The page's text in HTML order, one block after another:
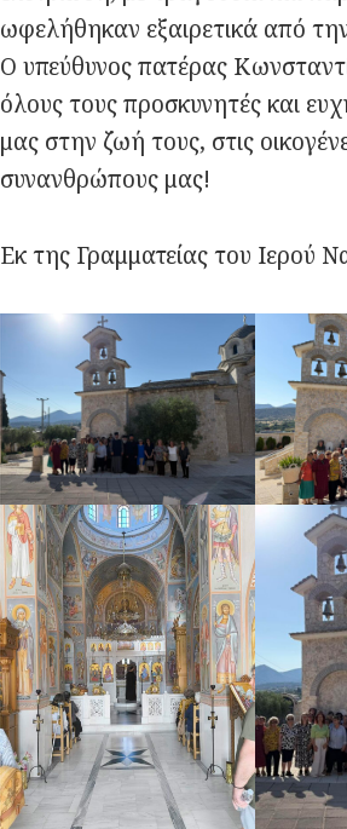
ωφελήθηκαν εξαιρετικά από
Ο υπεύθυνος πατέρας
όλους τους προσκυνητές και
μας στην ζωή τους, στις
συνανθρώπους μας!
Εκ της Γραμματείας του Ιερού